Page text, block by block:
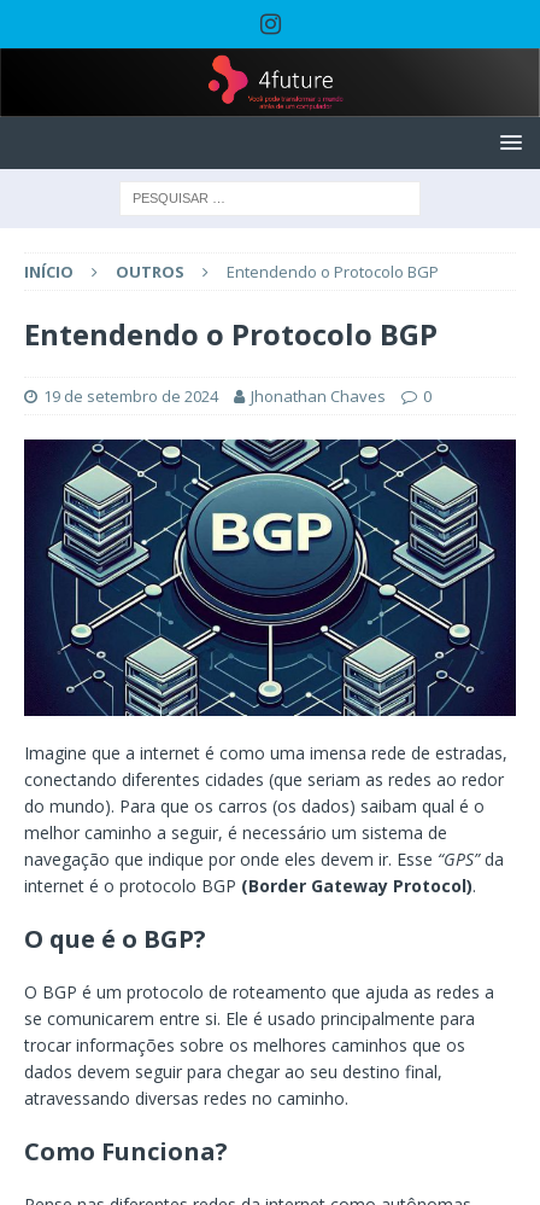
INÍCIO OUTROS Entendendo o Protocolo BGP
Entendendo o Protocolo BGP
19 de setembro de 2024 Jhonathan Chaves 0
Imagine que a internet é como uma imensa rede de estradas,
conectando diferentes cidades (que seriam as redes ao redor
do mundo). Para que os carros (os dados) saibam qual é o
melhor caminho a seguir, é necessário um sistema de
navegação que indique por onde eles devem ir. Esse “GPS”da
internet é o protocolo BGP (Border Gateway Protocol).
O que é o BGP?
O BGP é um protocolo de roteamento que ajuda as redes a
se comunicarem entre si. Ele é usado principalmente para
trocar informações sobre os melhores caminhos que os
dados devem seguir para chegar ao seu destino final,
atravessando diversas redes no caminho.
Como Funciona?